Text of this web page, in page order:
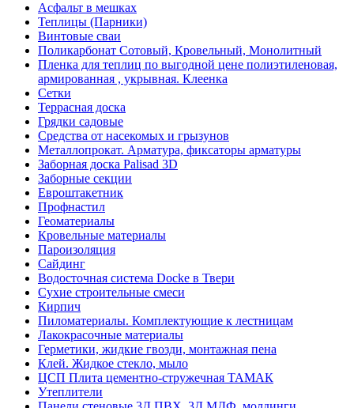
Асфальт в мешках
Теплицы (Парники)
Винтовые сваи
Поликарбонат Сотовый, Кровельный, Монолитный
Пленка для теплиц по выгодной цене полиэтиленовая,
армированная , укрывная. Клеенка
Сетки
Террасная доска
Грядки садовые
Средства от насекомых и грызунов
Металлопрокат. Арматура, фиксаторы арматуры
Заборная доска Palisad 3D
Заборные секции
Евроштакетник
Профнастил
Геоматериалы
Кровельные материалы
Пароизоляция
Сайдинг
Водосточная система Docke в Твери
Сухие строительные смеси
Кирпич
Пиломатериалы. Комплектующие к лестницам
Лакокрасочные материалы
Герметики, жидкие гвозди, монтажная пена
Клей. Жидкое стекло, мыло
ЦСП Плита цементно-стружечная ТАМАК
Утеплители